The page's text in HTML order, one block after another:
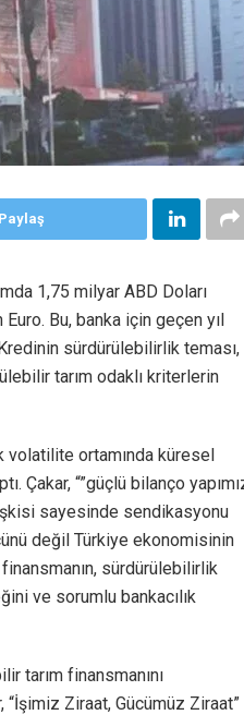
1,75 milyar ABD Doları
Bu, banka için geçen yıl
sürdürülebilirlik teması,
tarım odaklı kriterlerin
volatilite ortamında küresel
Çakar, “”güçlü bilanço
sayesinde sendikasyonu
değil Türkiye ekonomisinin
sürdürülebilirlik
ve sorumlu bankacılık
tarım finansmanını
Ziraat, Gücümüz Ziraat”